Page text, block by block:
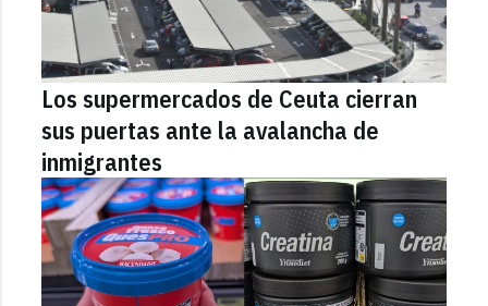
Los supermercados de Ceuta cierran
sus puertas ante la avalancha de
inmigrantes